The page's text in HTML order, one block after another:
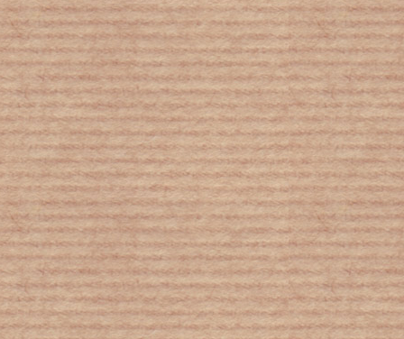
Στάθης Δρογώσης: Μέσα από την
παιδεία θα νικηθεί ο ρατσισμός!
Κορονοϊός: Πόσες ώρες μπορεί να
επιβιώσει στον αέρα - Τι δείχνει νέα
μελέτη